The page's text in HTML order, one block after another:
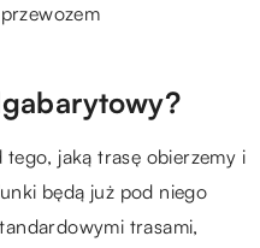
jaką trasę obierzemy i
będą już pod niego
trasami,